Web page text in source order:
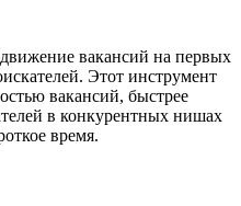
вакансий на первых
Этот инструмент
вакансий, быстрее
в конкурентных нишах
время.